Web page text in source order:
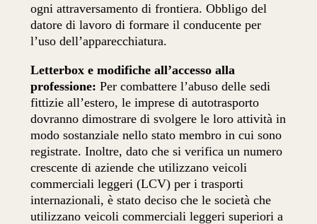
ogni attraversamento di frontiera. Obbligo del
datore di lavoro di formare il conducente per
l’uso dell’apparecchiatura.
Letterbox e modifiche all’accesso alla
professione: Per combattere l’abuso delle sedi
fittizie all’estero, le imprese di autotrasporto
dovranno dimostrare di svolgere le loro attività in
modo sostanziale nello stato membro in cui sono
registrate. Inoltre, dato che si verifica un numero
crescente di aziende che utilizzano veicoli
commerciali leggeri (LCV) per i trasporti
internazionali, è stato deciso che le società che
utilizzano veicoli commerciali leggeri superiori a